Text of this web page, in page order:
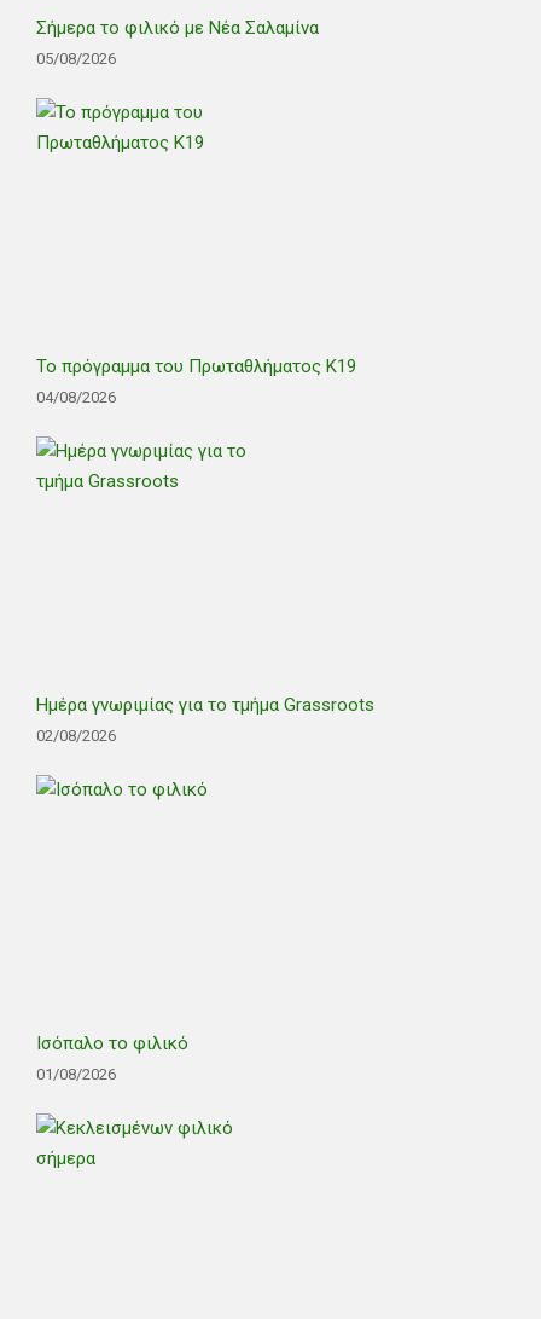
Σήμερα το φιλικό με Νέα Σαλαμίνα
05/08/2026
Το πρόγραμμα του Πρωταθλήματος Κ19
04/08/2026
Ημέρα γνωριμίας για το τμήμα Grassroots
02/08/2026
Ισόπαλο το φιλικό
01/08/2026